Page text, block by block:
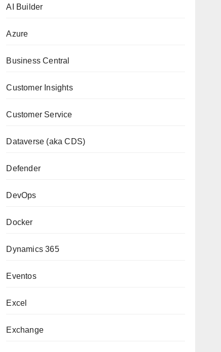
AI Builder
Azure
Business Central
Customer Insights
Customer Service
Dataverse (aka CDS)
Defender
DevOps
Docker
Dynamics 365
Eventos
Excel
Exchange